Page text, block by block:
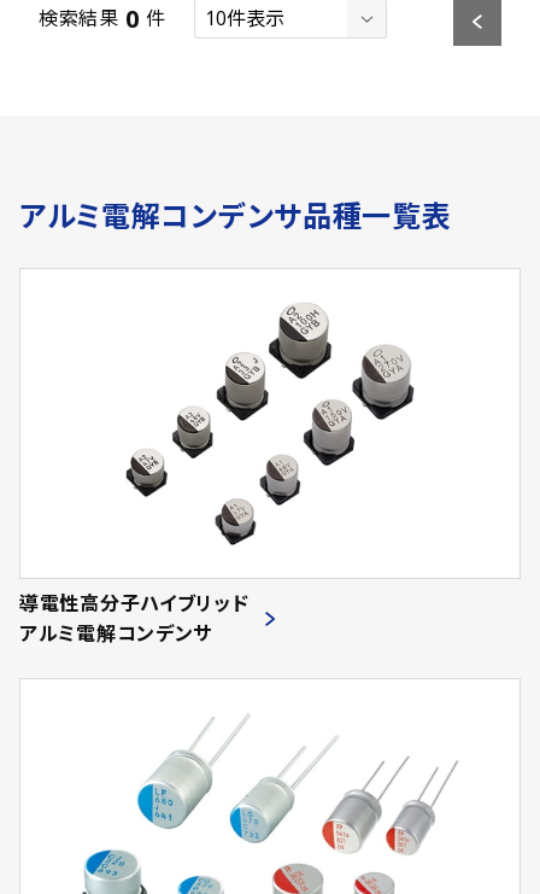
検索結果 0 件
アルミ電解コンデンサ品種一覧表
導電性高分子ハイブリッド
アルミ電解コンデンサ